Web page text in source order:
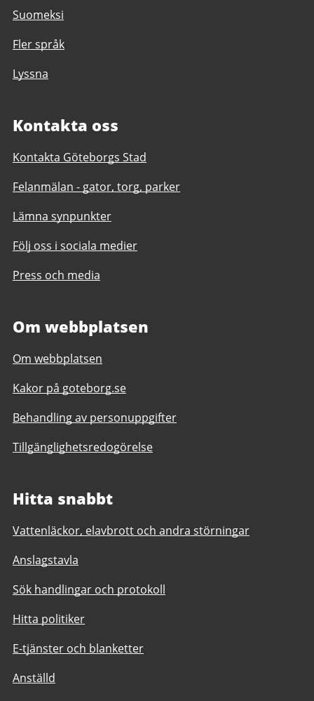
Suomeksi
Fler språk
Lyssna
Kontakta oss
Kontakta Göteborgs Stad
Felanmälan - gator, torg, parker
Lämna synpunkter
Följ oss i sociala medier
Press och media
Om webbplatsen
Om webbplatsen
Kakor på goteborg.se
Behandling av personuppgifter
Tillgänglighetsredogörelse
Hitta snabbt
Vattenläckor, elavbrott och andra störningar
Anslagstavla
Sök handlingar och protokoll
Hitta politiker
E-tjänster och blanketter
Anställd